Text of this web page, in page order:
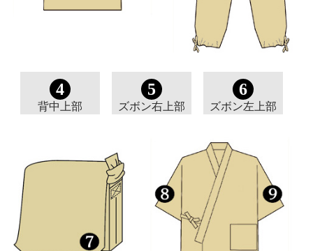
4
背中上部
5
ズボン右上部
6
ズボン左上部